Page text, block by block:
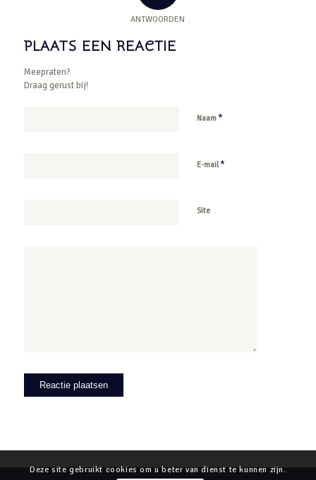
ANTWOORDEN
PLAATS EEN REACTIE
Meepraten?
Draag gerust bij!
Naam*
E-mail*
Site
Deze site gebruikt cookies om u beter van dienst te kunnen zijn.